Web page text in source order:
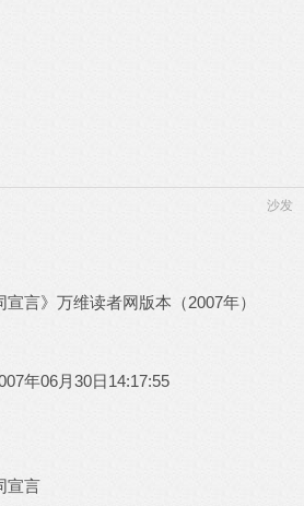
沙发
言》万维读者网版本（2007年）
06月30日14:17:55
言